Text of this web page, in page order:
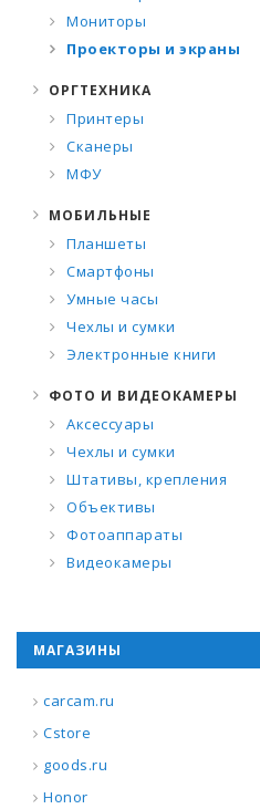
Мониторы
Проекторы и экраны
ОРГТЕХНИКА
Принтеры
Сканеры
МФУ
МОБИЛЬНЫЕ
Планшеты
Смартфоны
Умные часы
Чехлы и сумки
Электронные книги
ФОТО И ВИДЕОКАМЕРЫ
Аксессуары
Чехлы и сумки
Штативы, крепления
Объективы
Фотоаппараты
Видеокамеры
МАГАЗИНЫ
carcam.ru
Cstore
goods.ru
Honor